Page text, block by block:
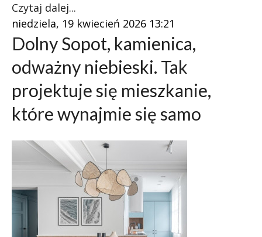
Czytaj dalej...
niedziela, 19 kwiecień 2026 13:21
Dolny Sopot, kamienica,
odważny niebieski. Tak
projektuje się mieszkanie,
które wynajmie się samo